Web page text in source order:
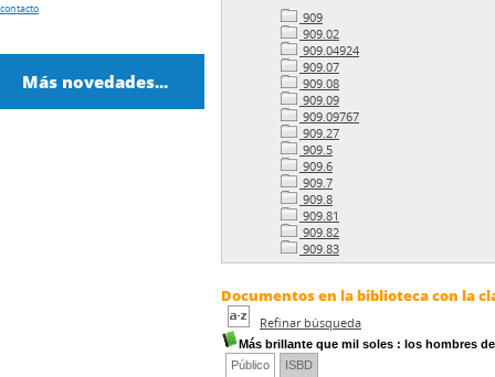
909
909.02
909.04924
909.07
909.08
909.09
909.09767
909.27
909.5
909.6
909.7
909.8
909.81
909.82
909.83
Documentos en la biblioteca con la
Refinar búsqueda
Más brillante que mil soles : los hombres
Público
ISBD
contacto
Más novedades...